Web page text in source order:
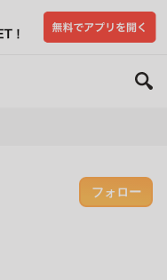
フォロー